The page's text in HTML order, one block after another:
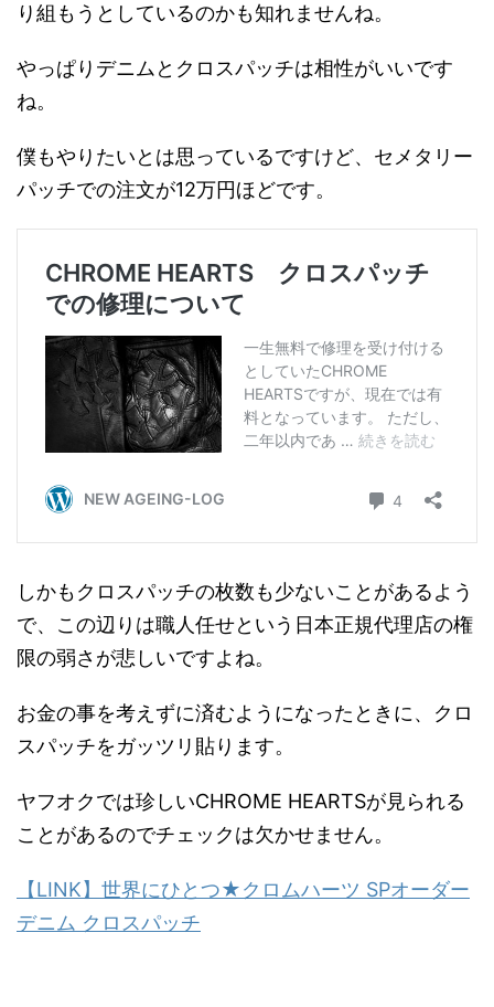
り組もうとしているのかも知れませんね。
やっぱりデニムとクロスパッチは相性がいいです
ね。
僕もやりたいとは思っているですけど、セメタリー
パッチでの注文が12万円ほどです。
しかもクロスパッチの枚数も少ないことがあるよう
で、この辺りは職人任せという日本正規代理店の権
限の弱さが悲しいですよね。
お金の事を考えずに済むようになったときに、クロ
スパッチをガッツリ貼ります。
ヤフオクでは珍しいCHROME HEARTSが見られる
ことがあるのでチェックは欠かせません。
【LINK】世界にひとつ★クロムハーツ SPオーダー
デニム クロスパッチ